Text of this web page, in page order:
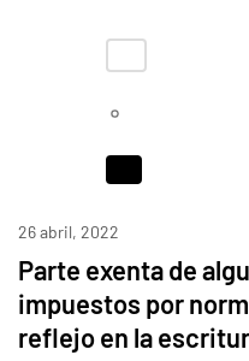
26 abril, 2022
Parte exenta de
impuestos por
reflejo en la